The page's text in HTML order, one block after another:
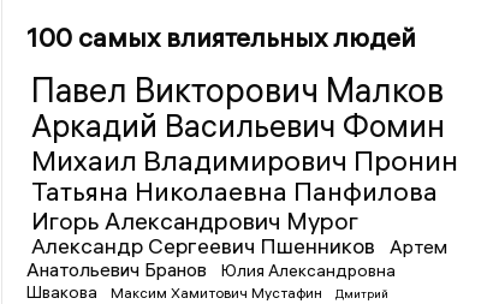
100 самых влиятельных людей
Павел Викторович Малков
Аркадий Васильевич Фомин
Михаил Владимирович Пронин
Татьяна Николаевна Панфилова
Игорь Александрович Мурог
Александр Сергеевич Пшенников
Артем
Анатольевич Бранов
Юлия Александровна
Швакова
Максим Хамитович Мустафин
Дмитрий